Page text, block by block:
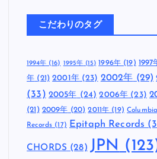
こだわりのタグ
1994年(16) 1995年 (15) 1996年(19) 1997
年 (21) 2001年(23) 2002年 (29)
(33) 2005年 (24) 2006年 (23)
(21) 2009年 (20) 2011年 (19)
Records (17) Epitaph Records
CHORDS (28) JPN